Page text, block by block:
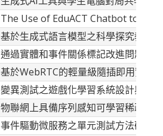
The Use of EduACT Chatbot to
基於生成式語言模型之科學探究教學
通過實體和事件關係標記改進問題答
基於WebRTC的輕量級隨插即用實時
變異測試之遊戲化學習系統設計與實作
物聯網上具備序列感知可學習稀疏遮
事件驅動微服務之單元測試方法研究